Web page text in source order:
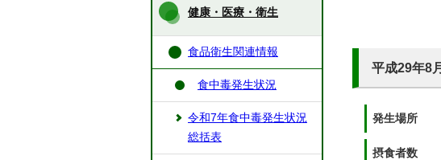
平成29年8
発生場所
摂食者数
健康・医療・衛生
食品衛生関連情報
食中毒発生状況
令和7年食中毒発生状況
総括表